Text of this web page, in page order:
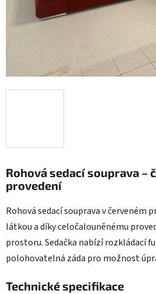
Rohová sedací souprava –
provedení
Rohová sedací souprava v červeném
látkou a díky celočalouněnému
prostoru. Sedačka nabízí rozkládací
polohovatelná záda pro možnost
Technické specifikace